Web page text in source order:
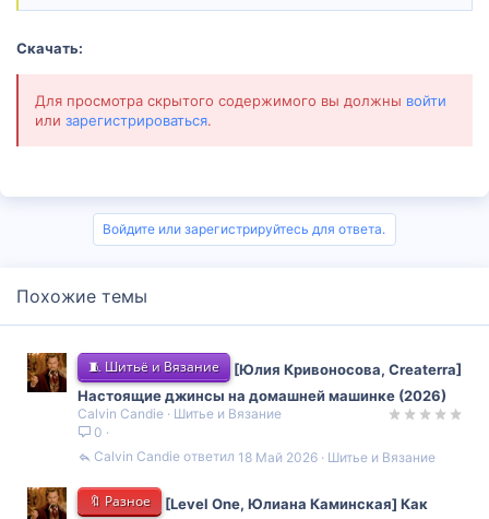
Скачать:
Для просмотра скрытого содержимого вы должны войти
или зарегистрироваться.
Войдите или зарегистрируйтесь для ответа.
Похожие темы
🧵 Шитьё и Вязание
[Юлия Кривоносова, Createrra]
Настоящие джинсы на домашней машинке (2026)
Calvin Candie
Шитье и Вязание
0
Шитье и Вязание
18 Май 2026
Calvin Candie
🔖 Разное
[Level One, Юлиана Каминская] Как